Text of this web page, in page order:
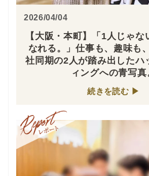
2026/04/04
【大阪・本町】「1人じゃな
なれる。」仕事も、趣味も
社同期の2人が踏み出したハ
ィングへの青写真
続きを読む